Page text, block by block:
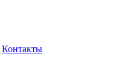
Контакты